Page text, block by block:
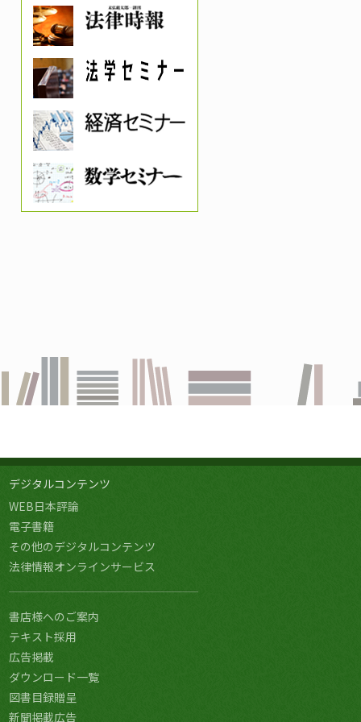
デジタルコンテンツ
WEB日本評論
電子書籍
その他のデジタルコンテンツ
法律情報オンラインサービス
書店様へのご案内
テキスト採用
広告掲載
ダウンロード一覧
図書目録贈呈
新聞掲載広告